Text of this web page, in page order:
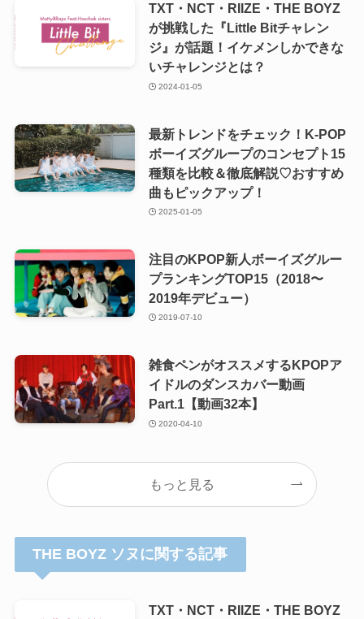
TXT・NCT・RIIZE・THE BOYZ
が挑戦した『Little Bitチャレン
ジ』が話題！イケメンしかできな
いチャレンジとは？
2024-01-05
最新トレンドをチェック！K-POP
ボーイズグループのコンセプト15
種類を比較＆徹底解説♡おすすめ
曲もピックアップ！
2025-01-05
注目のKPOP新人ボーイズグルー
プランキングTOP15（2018〜
2019年デビュー）
2019-07-10
雑食ペンがオススメするKPOPア
イドルのダンスカバー動画
Part.1【動画32本】
2020-04-10
もっと見る
THE BOYZ ソヌに関する記事
TXT・NCT・RIIZE・THE BOYZ